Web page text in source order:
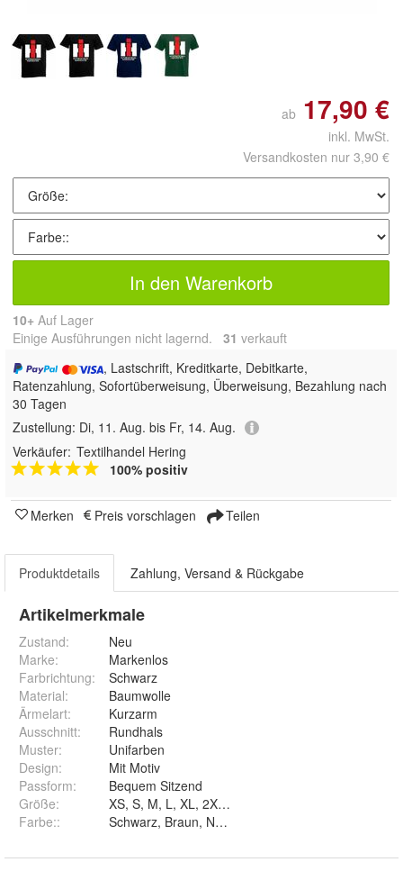
ab 17,90 €
inkl. MwSt.
Versandkosten nur 3,90 €
In den Warenkorb
10+ Auf Lager
Einige Ausführungen nicht lagernd. 31 verkauft
, Lastschrift, Kreditkarte, Debitkarte,
Ratenzahlung, Sofortüberweisung, Überweisung, Bezahlung nach
30 Tagen
Zustellung: Di, 11. Aug. bis Fr, 14. Aug.
Verkäufer: Textilhandel Hering
100% positiv
Merken Preis vorschlagen Teilen
Produktdetails Zahlung, Versand & Rückgabe
Artikelmerkmale
Zustand:
Neu
Marke:
Markenlos
Farbrichtung:
Schwarz
Material:
Baumwolle
Ärmelart:
Kurzarm
Ausschnitt:
Rundhals
Muster:
Unifarben
Design:
Mit Motiv
Passform:
Bequem Sitzend
Größe:
Farbe::